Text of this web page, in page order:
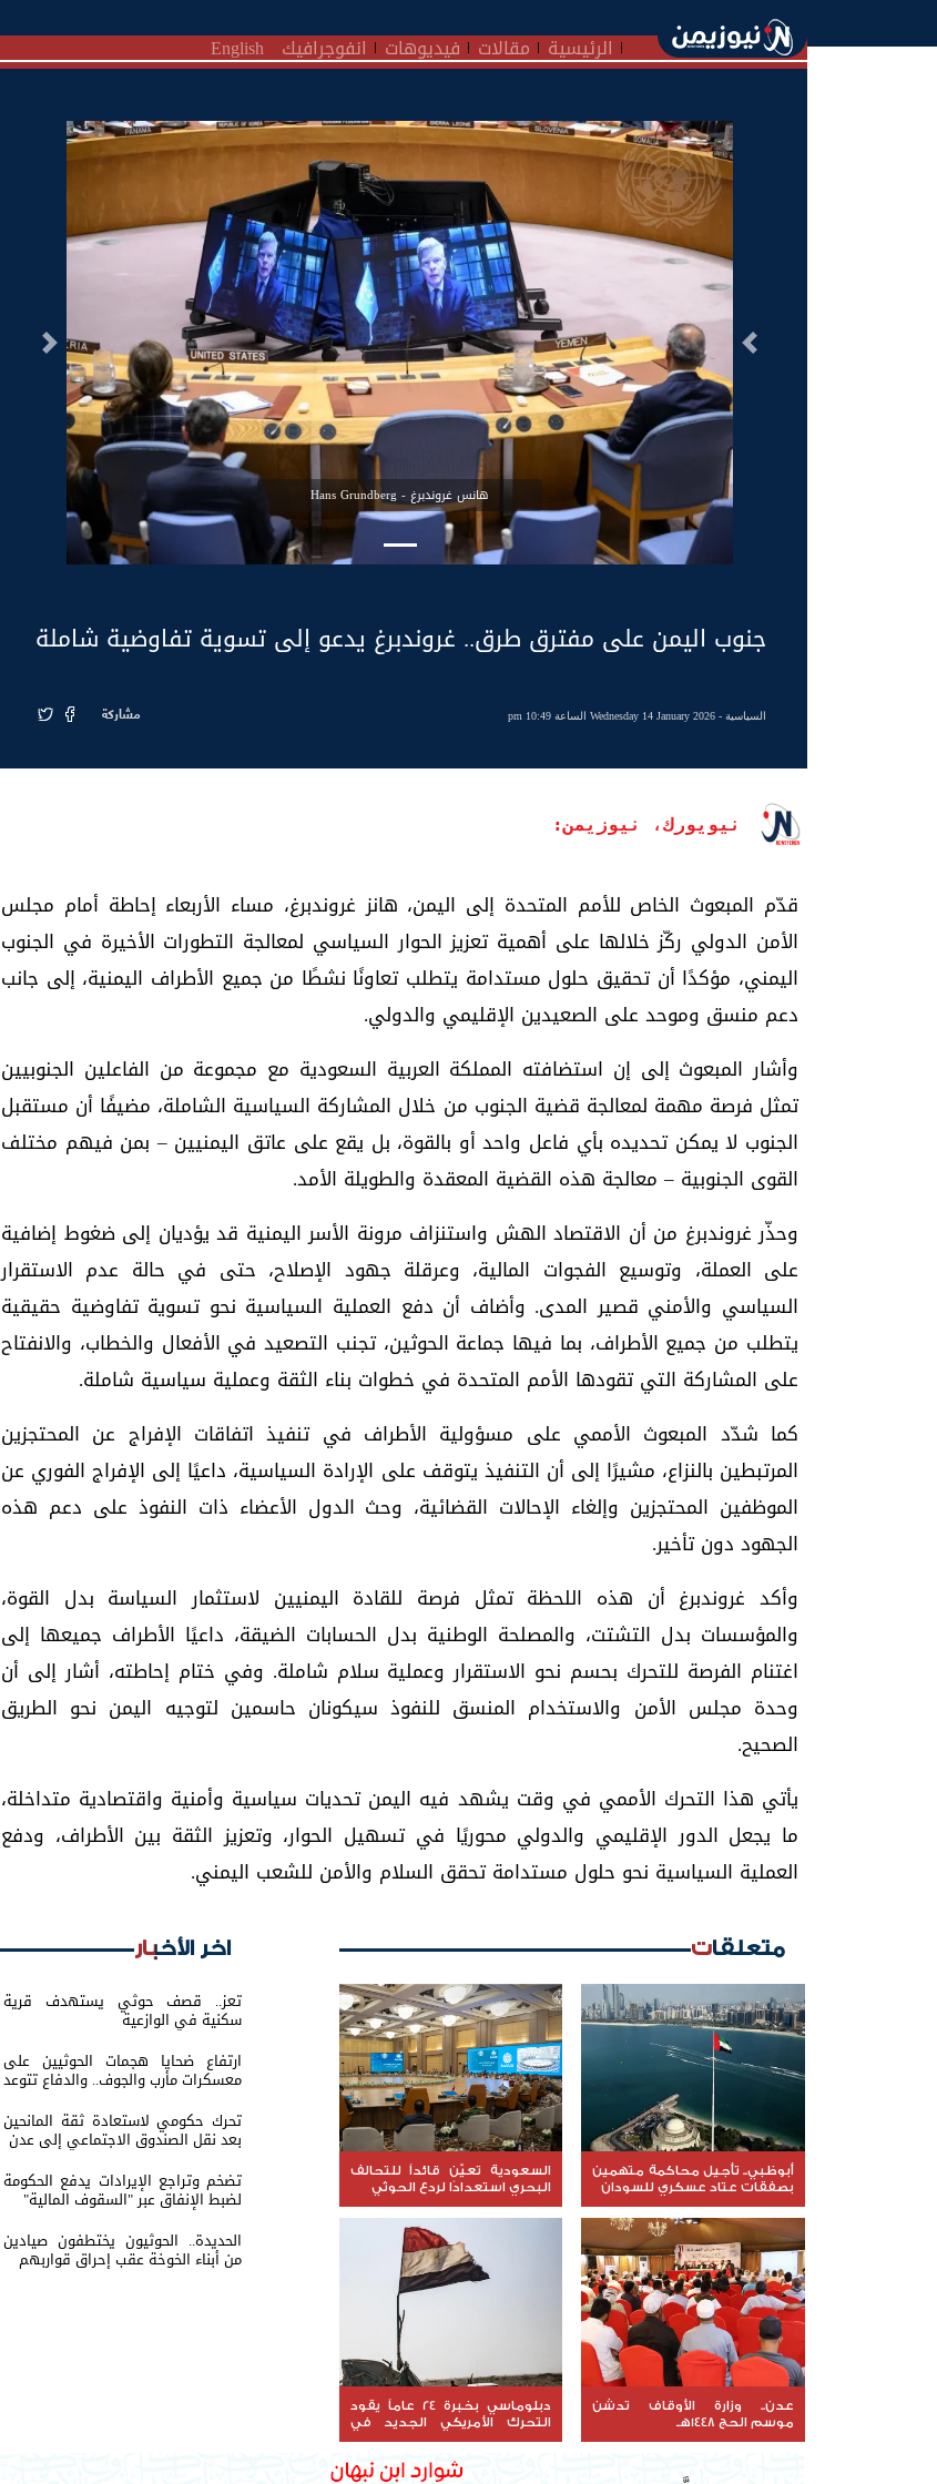
الرئيسية مقالات فيديوهات انفوجرافيك English
هانس غروندبرغ - Hans Grundberg
السابق التالى
جنوب اليمن على مفترق طرق.. غروندبرغ يدعو إلى تسوية تفاوضية شاملة
السياسية- Wednesday 14 January 2026 الساعة 10:49 pm مشاركة
نيويورك، نيوزيمن:
قدّم المبعوث الخاص للأمم المتحدة إلى اليمن، هانز غروندبرغ، مساء الأربعاء إحاطة أمام مجلس
الأمن الدولي ركّز خلالها على أهمية تعزيز الحوار السياسي لمعالجة التطورات الأخيرة في الجنوب
اليمني، مؤكدًا أن تحقيق حلول مستدامة يتطلب تعاونًا نشطًا من جميع الأطراف اليمنية، إلى جانب
دعم منسق وموحد على الصعيدين الإقليمي والدولي.
وأشار المبعوث إلى إن استضافته المملكة العربية السعودية مع مجموعة من الفاعلين الجنوبيين
تمثل فرصة مهمة لمعالجة قضية الجنوب من خلال المشاركة السياسية الشاملة، مضيفًا أن مستقبل
الجنوب لا يمكن تحديده بأي فاعل واحد أو بالقوة، بل يقع على عاتق اليمنيين – بمن فيهم مختلف
القوى الجنوبية – معالجة هذه القضية المعقدة والطويلة الأمد.
وحذّر غروندبرغ من أن الاقتصاد الهش واستنزاف مرونة الأسر اليمنية قد يؤديان إلى ضغوط إضافية
على العملة، وتوسيع الفجوات المالية، وعرقلة جهود الإصلاح، حتى في حالة عدم الاستقرار
السياسي والأمني قصير المدى. وأضاف أن دفع العملية السياسية نحو تسوية تفاوضية حقيقية
يتطلب من جميع الأطراف، بما فيها جماعة الحوثين، تجنب التصعيد في الأفعال والخطاب، والانفتاح
على المشاركة التي تقودها الأمم المتحدة في خطوات بناء الثقة وعملية سياسية شاملة.
كما شدّد المبعوث الأممي على مسؤولية الأطراف في تنفيذ اتفاقات الإفراج عن المحتجزين
المرتبطين بالنزاع، مشيرًا إلى أن التنفيذ يتوقف على الإرادة السياسية، داعيًا إلى الإفراج الفوري عن
الموظفين المحتجزين وإلغاء الإحالات القضائية، وحث الدول الأعضاء ذات النفوذ على دعم هذه
الجهود دون تأخير.
وأكد غروندبرغ أن هذه اللحظة تمثل فرصة للقادة اليمنيين لاستثمار السياسة بدل القوة،
والمؤسسات بدل التشتت، والمصلحة الوطنية بدل الحسابات الضيقة، داعيًا الأطراف جميعها إلى
اغتنام الفرصة للتحرك بحسم نحو الاستقرار وعملية سلام شاملة. وفي ختام إحاطته، أشار إلى أن
وحدة مجلس الأمن والاستخدام المنسق للنفوذ سيكونان حاسمين لتوجيه اليمن نحو الطريق
الصحيح.
يأتي هذا التحرك الأممي في وقت يشهد فيه اليمن تحديات سياسية وأمنية واقتصادية متداخلة،
ما يجعل الدور الإقليمي والدولي محوريًا في تسهيل الحوار، وتعزيز الثقة بين الأطراف، ودفع
العملية السياسية نحو حلول مستدامة تحقق السلام والأمن للشعب اليمني.
متعلقات
أبوظبي.. تأجيل محاكمة متهمين
بصفقات عتاد عسكري للسودان
السعودية تعيّن قائداً للتحالف
البحري استعدادًا لردع الحوثي
عدن.. وزارة الأوقاف تدشن
موسم الحج 1448هـ
دبلوماسي بخبرة 24 عاماً يقود
التحرك الأمريكي الجديد في
اخر الأخبار
تعز.. قصف حوثي يستهدف قرية
سكنية في الوازعية
ارتفاع ضحايا هجمات الحوثيين على
معسكرات مأرب والجوف.. والدفاع تتوعد
تحرك حكومي لاستعادة ثقة المانحين
بعد نقل الصندوق الاجتماعي إلى عدن
تضخم وتراجع الإيرادات يدفع الحكومة
لضبط الإنفاق عبر "السقوف المالية"
الحديدة.. الحوثيون يختطفون صيادين
من أبناء الخوخة عقب إحراق قواربهم